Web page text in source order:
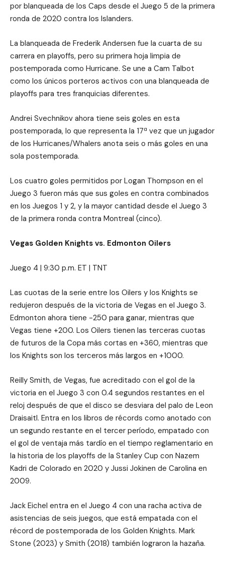
por blanqueada de los Caps desde el Juego 5 de la primera
ronda de 2020 contra los Islanders.
La blanqueada de Frederik Andersen fue la cuarta de su
carrera en playoffs, pero su primera hoja limpia de
postemporada como Hurricane. Se une a Cam Talbot
como los únicos porteros activos con una blanqueada de
playoffs para tres franquicias diferentes.
Andrei Svechnikov ahora tiene seis goles en esta
postemporada, lo que representa la 17ª vez que un jugador
de los Hurricanes/Whalers anota seis o más goles en una
sola postemporada.
Los cuatro goles permitidos por Logan Thompson en el
Juego 3 fueron más que sus goles en contra combinados
en los Juegos 1 y 2, y la mayor cantidad desde el Juego 3
de la primera ronda contra Montreal (cinco).
Vegas Golden Knights vs. Edmonton Oilers
Juego 4 | 9:30 p.m. ET | TNT
Las cuotas de la serie entre los Oilers y los Knights se
redujeron después de la victoria de Vegas en el Juego 3.
Edmonton ahora tiene -250 para ganar, mientras que
Vegas tiene +200. Los Oilers tienen las terceras cuotas
de futuros de la Copa más cortas en +360, mientras que
los Knights son los terceros más largos en +1000.
Reilly Smith, de Vegas, fue acreditado con el gol de la
victoria en el Juego 3 con 0.4 segundos restantes en el
reloj después de que el disco se desviara del palo de Leon
Draisaitl. Entra en los libros de récords como anotado con
un segundo restante en el tercer período, empatado con
el gol de ventaja más tardío en el tiempo reglamentario en
la historia de los playoffs de la Stanley Cup con Nazem
Kadri de Colorado en 2020 y Jussi Jokinen de Carolina en
2009.
Jack Eichel entra en el Juego 4 con una racha activa de
asistencias de seis juegos, que está empatada con el
récord de postemporada de los Golden Knights. Mark
Stone (2023) y Smith (2018) también lograron la hazaña.